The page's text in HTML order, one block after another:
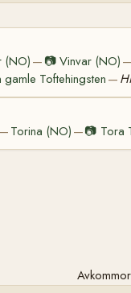
(NO) — 📷Vinvar (NO) —
gamle Toftehingsten—
— Torina (NO) —📷 Tora
Avkommor